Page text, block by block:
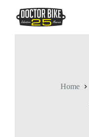
al
contenuto
Home